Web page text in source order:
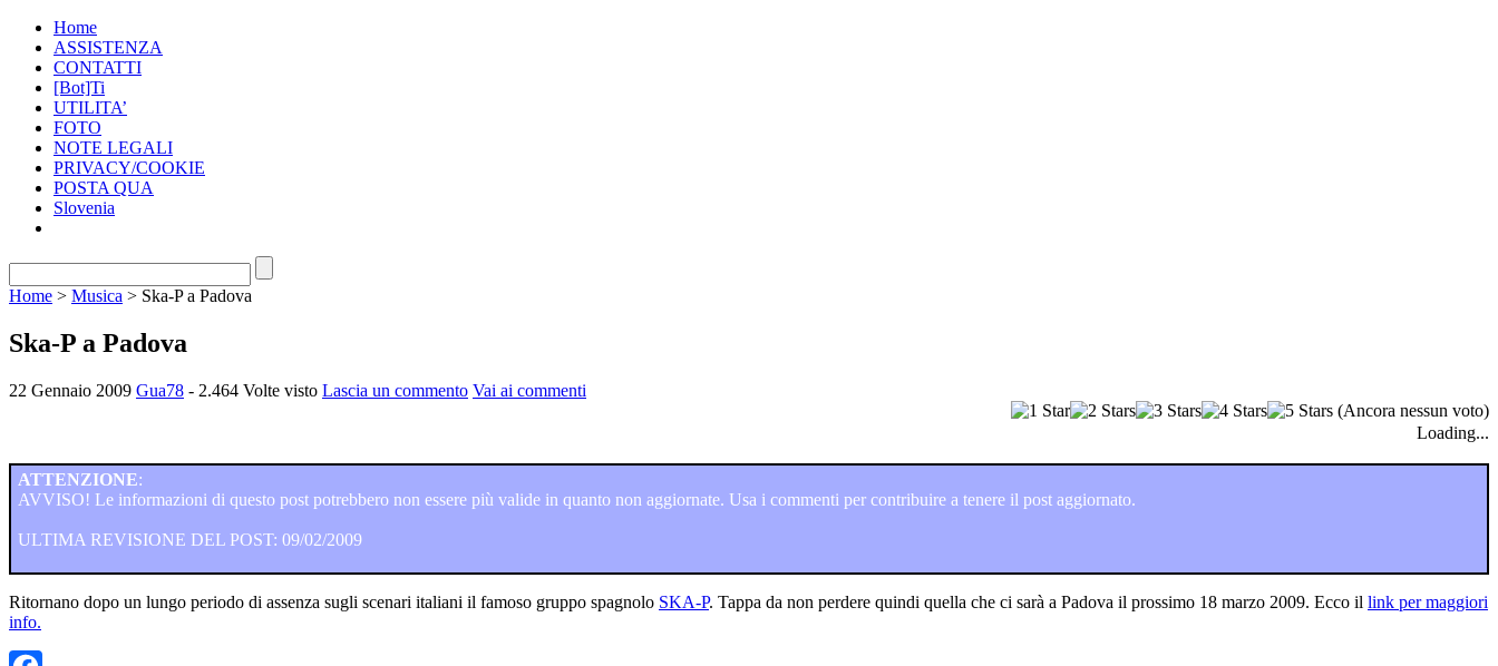
Home
ASSISTENZA
CONTATTI
[Bot]Ti
UTILITA’
FOTO
NOTE LEGALI
PRIVACY/COOKIE
POSTA QUA
Slovenia
Home > Musica > Ska-P a Padova
Ska-P a Padova
22 Gennaio 2009 Gua78 - 2.464 Volte visto Lascia un commento Vai ai commenti
(Ancora nessun voto)
Loading...
ATTENZIONE:
AVVISO! Le informazioni di questo post potrebbero non essere più valide in quanto non aggiornate. Usa i commenti per contribuire a tenere il post aggiornato.
ULTIMA REVISIONE DEL POST: 09/02/2009
Ritornano dopo un lungo periodo di assenza sugli scenari italiani il famoso gruppo spagnolo SKA-P. Tappa da non perdere quindi quella che ci sarà a Padova il prossimo 18 marzo 2009. Ecco il link per maggiori
info.